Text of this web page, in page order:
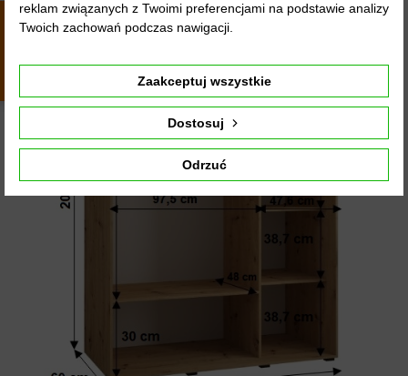
reklam związanych z Twoimi preferencjami na podstawie analizy
Twoich zachowań podczas nawigacji.
Odrzuć
Dostosuj
Zaakceptuj wszystkie
4.8
z całego